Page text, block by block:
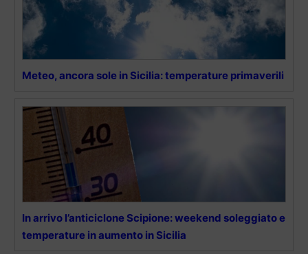
Meteo, ancora sole in Sicilia: temperature primaverili
In arrivo l’anticiclone Scipione: weekend soleggiato e
temperature in aumento in Sicilia